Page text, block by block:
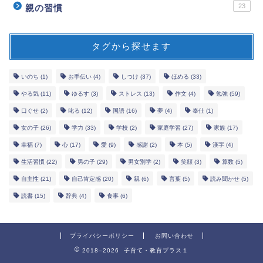
親の習慣 23
タグから探せます
いのち (1) お手伝い (4) しつけ (37) ほめる (33)
やる気 (11) ゆるす (3) ストレス (13) 作文 (4) 勉強 (59)
口ぐせ (2) 叱る (12) 国語 (16) 夢 (4) 奉仕 (1)
女の子 (26) 学力 (33) 学校 (2) 家庭学習 (27) 家族 (17)
幸福 (7) 心 (17) 愛 (9) 感謝 (2) 本 (5) 漢字 (4)
生活習慣 (22) 男の子 (29) 男女別学 (2) 笑顔 (3) 算数 (5)
自主性 (21) 自己肯定感 (20) 親 (6) 言葉 (5) 読み聞かせ (5)
読書 (15) 辞典 (4) 食事 (6)
プライバシーポリシー お問い合わせ
2018–2026 子育て・教育プラス１